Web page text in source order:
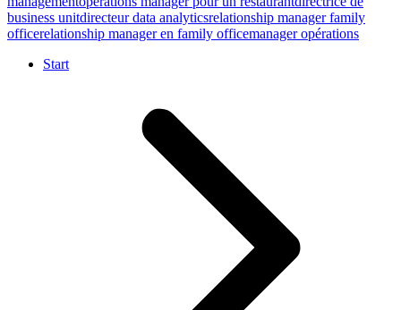
business unitdirecteur data analyticsrelationship manager family
officerelationship manager en family officemanager opérations
Start